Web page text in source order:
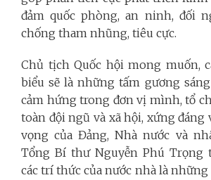
đảm quốc phòng, an ninh, đối
chống tham nhũng, tiêu cực.
Chủ tịch Quốc hội mong muốn,
biểu sẽ là những tấm gương
cảm hứng trong đơn vị mình, tổ
toàn đội ngũ và xã hội, xứng
vọng của Đảng, Nhà nước và
Tổng Bí thư Nguyễn Phú Trọng
các trí thức của nước nhà là